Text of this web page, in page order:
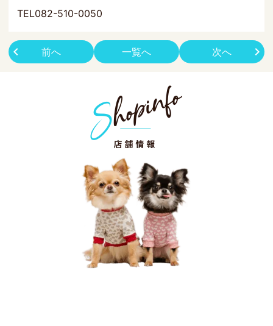
TEL082-510-0050
前へ 次へ
一覧へ